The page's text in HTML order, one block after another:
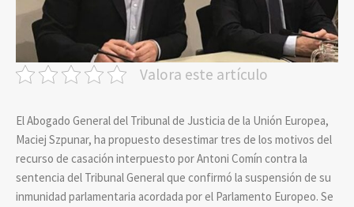
Valora este artículo
El Abogado General del Tribunal de Justicia de la Unión Europea,
Maciej Szpunar, ha propuesto desestimar tres de los motivos del
recurso de casación interpuesto por Antoni Comín contra la
sentencia del Tribunal General que confirmó la suspensión de su
inmunidad parlamentaria acordada por el Parlamento Europeo. Se